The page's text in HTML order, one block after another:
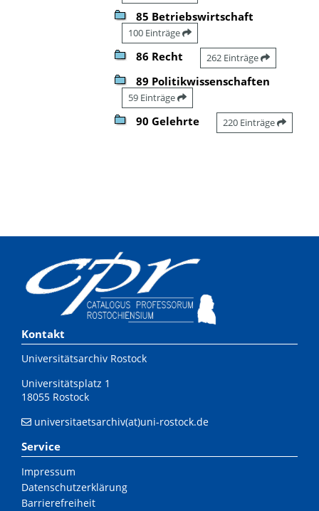
85 Betriebswirtschaft
100 Einträge
86 Recht 262 Einträge
89 Politikwissenschaften
59 Einträge
90 Gelehrte 220 Einträge
Kontakt
Universitätsarchiv Rostock
Universitätsplatz 1
18055 Rostock
universitaetsarchiv(at)uni-rostock.de
Service
Impressum
Datenschutzerklärung
Barrierefreiheit